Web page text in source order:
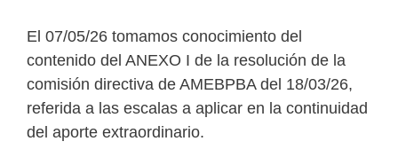
El 07/05/26 tomamos conocimiento del
contenido del ANEXO I de la resolución de la
comisión directiva de AMEBPBA del 18/03/26,
referida a las escalas a aplicar en la continuidad
del aporte extraordinario.